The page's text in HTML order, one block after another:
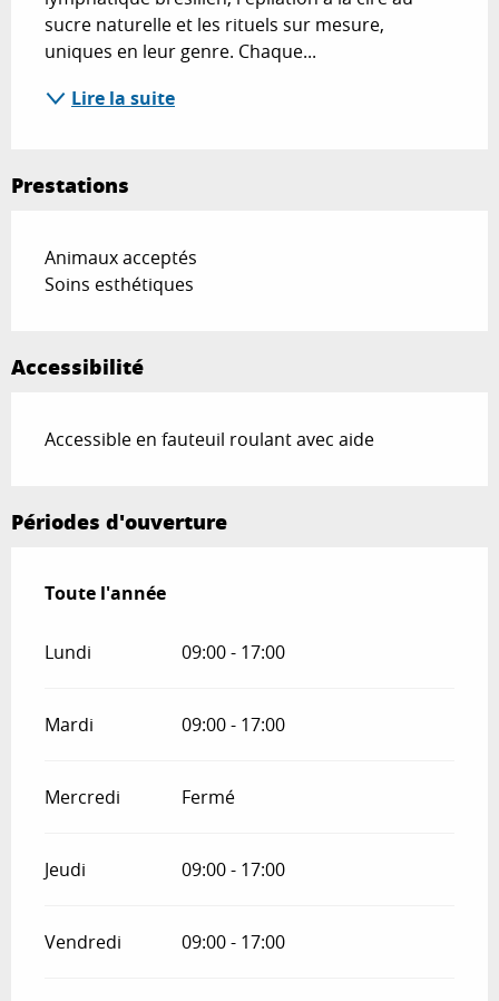
sucre naturelle et les rituels sur mesure,
uniques en leur genre. Chaque...
Lire la suite
Prestations
Animaux acceptés
Soins esthétiques
Accessibilité
Accessible en fauteuil roulant avec aide
Périodes d'ouverture
Toute l'année
Toute l'année
Lundi 09:00 - 17:00
Mardi 09:00 - 17:00
Mercredi Fermé
Jeudi 09:00 - 17:00
Vendredi 09:00 - 17:00